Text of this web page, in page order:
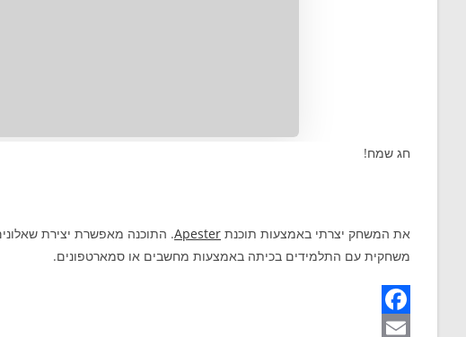
חג שמח!
את המשחק יצרתי באמצעות תוכנת Apester. התוכנה מאפשרת יצירת
משחקית עם התלמידים בכיתה באמצעות מחשבים או סמארטפונים.
F